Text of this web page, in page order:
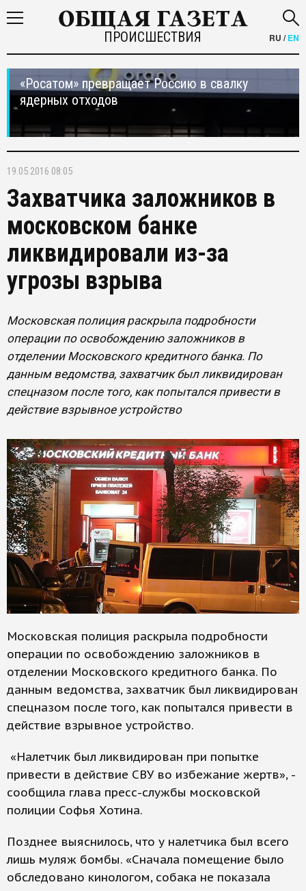
ПРОИСШЕСТВИЯ RU /EN
«Росатом» превращает Россию в свалку
ядерных отходов
19.05.2016 08:05
Захватчика заложников в
московском банке
ликвидировали из-за
угрозы взрыва
Московская полиция раскрыла подробности
операции по освобождению заложников в
отделении Московского кредитного банка. По
данным ведомства, захватчик был ликвидирован
спецназом после того, как попытался привести в
действие взрывное устройство
Московская полиция раскрыла подробности
операции по освобождению заложников в
отделении Московского кредитного банка. По
данным ведомства, захватчик был ликвидирован
спецназом после того, как попытался привести в
действие взрывное устройство.
«Налетчик был ликвидирован при попытке
привести в действие СВУ во избежание жертв», -
сообщила глава пресс-службы московской
полиции Софья Хотина.
Позднее выяснилось, что у налетчика был всего
лишь муляж бомбы. «Сначала помещение было
обследовано кинологом, собака не показала